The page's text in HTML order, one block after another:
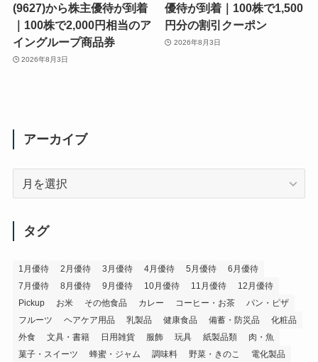
(9627)から株主優待が到着
｜100株で2,000円相当のア
イングループ商品券
2026年8月3日
優待が到着｜100株で1,500
円分の割引クーポン
2026年8月3日
アーカイブ
タグ
1月優待 2月優待 3月優待 4月優待 5月優待
6月優待
7月優待
8月優待 9月優待 10月優待 11月優待
12月優待
Pickup
お米 その他食品 カレー コーヒー・お茶
パン・ピザ
フルーツ
ヘアケア用品 乳製品 健康食品 備蓄・防災品
化粧品
外食
文具・書籍 日用雑貨 服飾 玩具 紙製品類
肉・魚
菓子・スイーツ
蜂蜜・ジャム 調味料 野菜・きのこ
電化製品